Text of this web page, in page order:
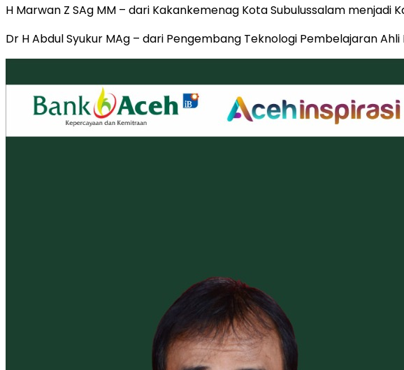
H Marwan Z SAg MM – dari Kakankemenag Kota Subulussalam menjadi
Dr H Abdul Syukur MAg – dari Pengembang Teknologi Pembelajaran